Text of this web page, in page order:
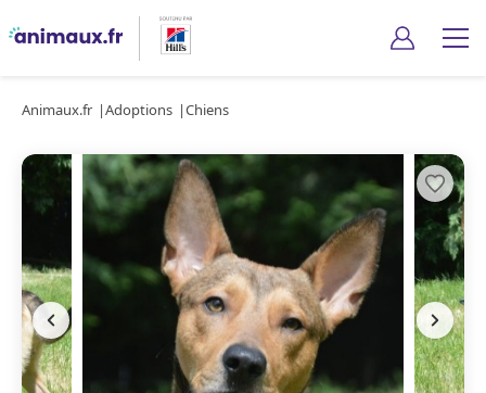
Animaux.fr Adoptions Chiens